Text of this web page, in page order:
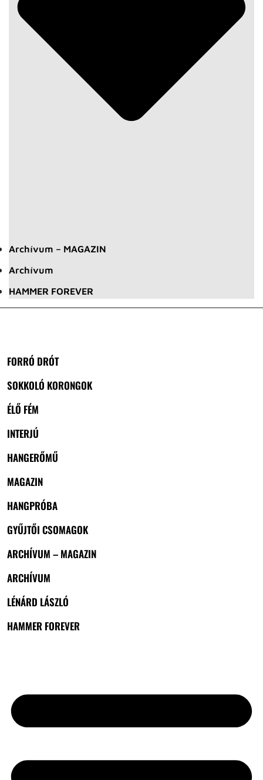
Archívum – MAGAZIN
Archívum
HAMMER FOREVER
FORRÓ DRÓT
SOKKOLÓ KORONGOK
ÉLŐ FÉM
INTERJÚ
HANGERŐMŰ
MAGAZIN
HANGPRÓBA
GYŰJTŐI CSOMAGOK
ARCHÍVUM – MAGAZIN
ARCHÍVUM
LÉNÁRD LÁSZLÓ
HAMMER FOREVER